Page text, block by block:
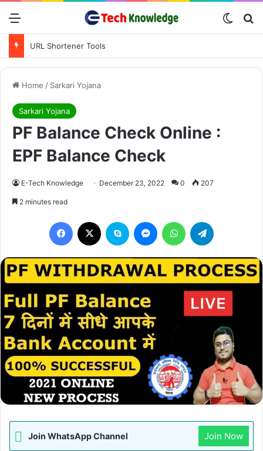
Menu
URL Shortener Tools
Home / Sarkari Yojana
Sarkari Yojana
PF Balance Check Online :
EPF Balance Check
E-Tech Knowledge December 23, 2022 0 207
2 minutes read
Facebook Skype MessengerWhatsApp
Join WhatsApp Channel Join Now